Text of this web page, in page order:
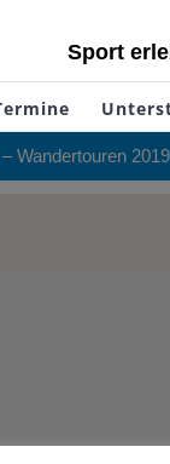
Sport
Wandertouren 2019